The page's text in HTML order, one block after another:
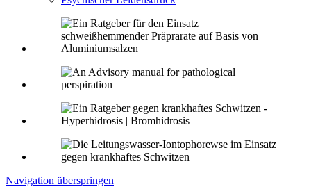
Navigation überspringen